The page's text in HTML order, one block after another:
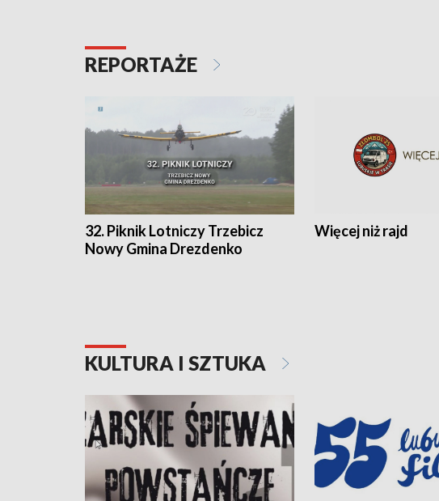
REPORTAŻE
32. Piknik Lotniczy Trzebicz
Nowy Gmina Drezdenko
Więcej niż rajd
KULTURA I SZTUKA